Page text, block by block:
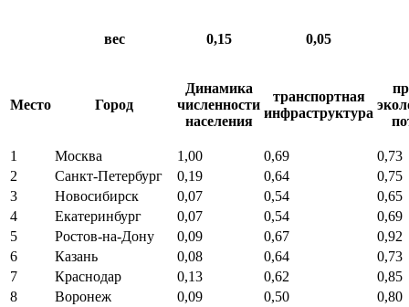
вес 0,15 0,05
Место Город
Динамика
численности
населения
транспортная
инфраструктура
1 Москва 1,00 0,69
0,73
2
Санкт-Петербург 0,19 0,64
0,75
3
Новосибирск 0,07 0,54
0,65
4
Екатеринбург 0,07 0,54
0,69
5
Ростов-на-Дону 0,09 0,67
0,92
6
Казань 0,08 0,64
0,73
7
Краснодар 0,13 0,62
0,85
8
Воронеж 0,09 0,50
0,80